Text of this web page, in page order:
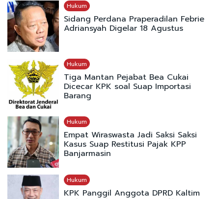
Hukum
Sidang Perdana Praperadilan Febrie
Adriansyah Digelar 18 Agustus
Hukum
Tiga Mantan Pejabat Bea Cukai
Dicecar KPK soal Suap Importasi
Barang
Hukum
Empat Wiraswasta Jadi Saksi Saksi
Kasus Suap Restitusi Pajak KPP
Banjarmasin
Hukum
KPK Panggil Anggota DPRD Kaltim